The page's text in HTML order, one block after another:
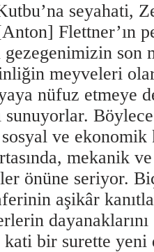
seyahati,
Flettner’ın
gezegenimizin
meyveleri
nüfuz etmeye
sunuyorlar.
ve ekonomik
mekanik
önüne seriyor.
aşikâr
bir surette yeni